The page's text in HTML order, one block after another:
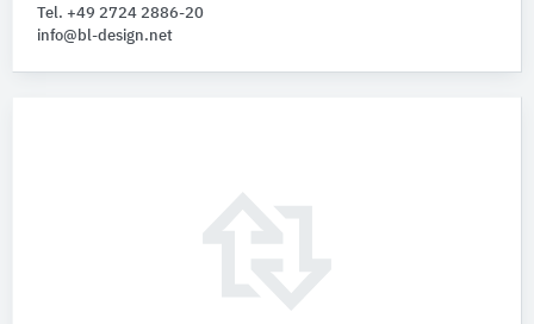
Tel. +49 2724 2886-20
info@bl-design.net